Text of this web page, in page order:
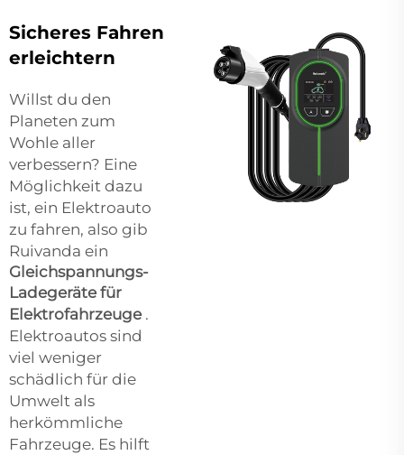
Sicheres Fahren
erleichtern
Willst du den
Planeten zum
Wohle aller
verbessern? Eine
Möglichkeit dazu
ist, ein Elektroauto
zu fahren, also gib
Ruivanda ein
Gleichspannungs-
Ladegeräte für
Elektrofahrzeuge .
Elektroautos sind
viel weniger
schädlich für die
Umwelt als
herkömmliche
Fahrzeuge. Es hilft